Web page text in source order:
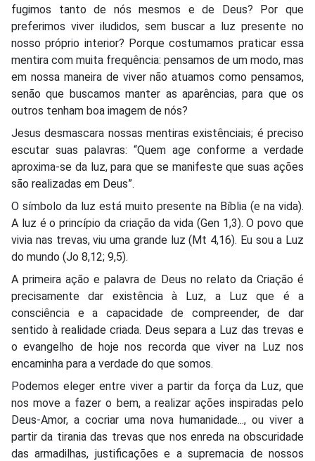
fugimos tanto de nós mesmos e de Deus? Por que
preferimos viver iludidos, sem buscar a luz presente no
nosso próprio interior? Porque costumamos praticar essa
mentira com muita frequência: pensamos de um modo, mas
em nossa maneira de viver não atuamos como pensamos,
senão que buscamos manter as aparências, para que os
outros tenham boa imagem de nós?
Jesus desmascara nossas mentiras existênciais; é preciso
escutar suas palavras: “Quem age conforme a verdade
aproxima-se da luz, para que se manifeste que suas ações
são realizadas em Deus”.
O símbolo da luz está muito presente na Bíblia (e na vida).
A luz é o princípio da criação da vida (Gen 1,3). O povo que
vivia nas trevas, viu uma grande luz (Mt 4,16). Eu sou a Luz
do mundo (Jo 8,12; 9,5).
A primeira ação e palavra de Deus no relato da Criação é
precisamente dar existência à Luz, a Luz que é a
consciência e a capacidade de compreender, de dar
sentido à realidade criada. Deus separa a Luz das trevas e
o evangelho de hoje nos recorda que viver na Luz nos
encaminha para a verdade do que somos.
Podemos eleger entre viver a partir da força da Luz, que
nos move a fazer o bem, a realizar ações inspiradas pelo
Deus-Amor, a cocriar uma nova humanidade..., ou viver a
partir da tirania das trevas que nos enreda na obscuridade
das armadilhas, justificações e a supremacia de nossos